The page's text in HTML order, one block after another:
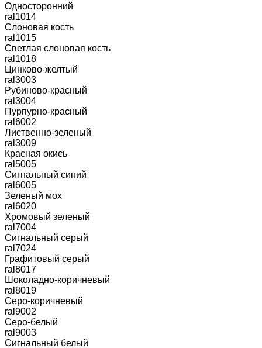
Односторонний
ral1014
Слоновая кость
ral1015
Светлая слоновая кость
ral1018
Цинково-желтый
ral3003
Рубиново-красный
ral3004
Пурпурно-красный
ral6002
Лиственно-зеленый
ral3009
Красная окись
ral5005
Сигнальный синий
ral6005
Зеленый мох
ral6020
Хромовый зеленый
ral7004
Сигнальный серый
ral7024
Графитовый серый
ral8017
Шоколадно-коричневый
ral8019
Серо-коричневый
ral9002
Серо-белый
ral9003
Сигнальный белый